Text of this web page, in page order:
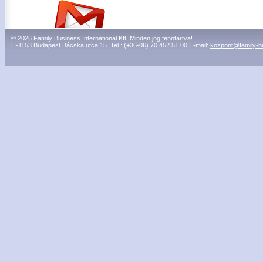
© 2026 Family Business International Kft. Minden jog fenntartva!
H-1153 Budapest Bácska utca 15. Tel.: (+36-06) 70 452 51 00 E-mail: kozpont@family-